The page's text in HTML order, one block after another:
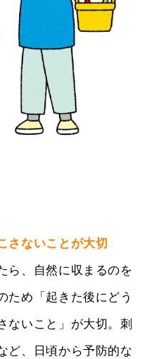
さないことが大切
ら、自然に収まるのを
ため「起きた後にどう
ないこと」が大切。刺
ど、日頃から予防的な